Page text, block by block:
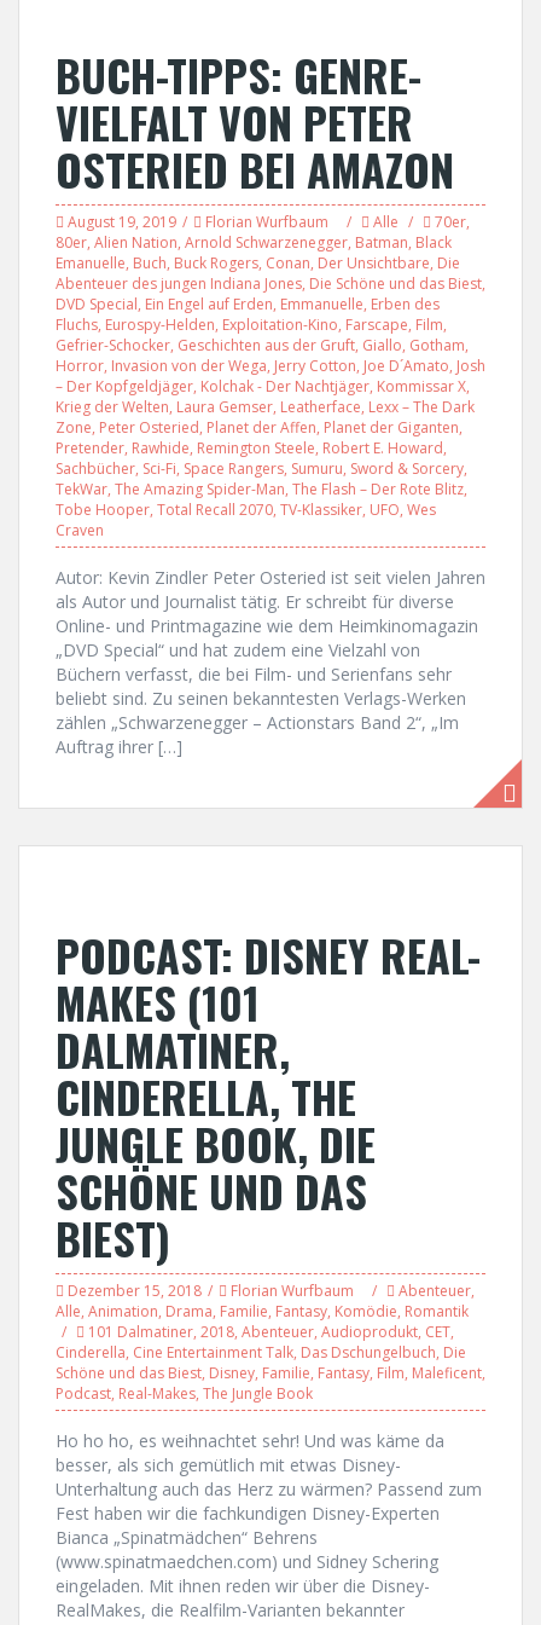
BUCH-TIPPS: GENRE-
VIELFALT VON PETER
OSTERIED BEI AMAZON
August 19, 2019 Florian Wurfbaum Alle 70er,
80er, Alien Nation, Arnold Schwarzenegger, Batman, Black
Emanuelle, Buch, Buck Rogers, Conan, Der Unsichtbare, Die
Abenteuer des jungen Indiana Jones, Die Schöne und das Biest,
DVD Special, Ein Engel auf Erden, Emmanuelle, Erben des
Fluchs, Eurospy-Helden, Exploitation-Kino, Farscape, Film,
Gefrier-Schocker, Geschichten aus der Gruft, Giallo, Gotham,
Horror, Invasion von der Wega, Jerry Cotton, Joe D´Amato, Josh
– Der Kopfgeldjäger, Kolchak - Der Nachtjäger, Kommissar X,
Krieg der Welten, Laura Gemser, Leatherface, Lexx – The Dark
Zone, Peter Osteried, Planet der Affen, Planet der Giganten,
Pretender, Rawhide, Remington Steele, Robert E. Howard,
Sachbücher, Sci-Fi, Space Rangers, Sumuru, Sword & Sorcery,
TekWar, The Amazing Spider-Man, The Flash – Der Rote Blitz,
Tobe Hooper, Total Recall 2070, TV-Klassiker, UFO, Wes
Craven
Autor: Kevin Zindler Peter Osteried ist seit vielen Jahren
als Autor und Journalist tätig. Er schreibt für diverse
Online- und Printmagazine wie dem Heimkinomagazin
„DVD Special“ und hat zudem eine Vielzahl von
Büchern verfasst, die bei Film- und Serienfans sehr
beliebt sind. Zu seinen bekanntesten Verlags-Werken
zählen „Schwarzenegger – Actionstars Band 2“, „Im
Auftrag ihrer […]
PODCAST: DISNEY REAL-
MAKES (101
DALMATINER,
CINDERELLA, THE
JUNGLE BOOK, DIE
SCHÖNE UND DAS
BIEST)
Dezember 15, 2018 Florian Wurfbaum Abenteuer,
Alle, Animation, Drama, Familie, Fantasy, Komödie, Romantik
101 Dalmatiner, 2018, Abenteuer, Audioprodukt, CET,
Cinderella, Cine Entertainment Talk, Das Dschungelbuch, Die
Schöne und das Biest, Disney, Familie, Fantasy, Film, Maleficent,
Podcast, Real-Makes, The Jungle Book
Ho ho ho, es weihnachtet sehr! Und was käme da
besser, als sich gemütlich mit etwas Disney-
Unterhaltung auch das Herz zu wärmen? Passend zum
Fest haben wir die fachkundigen Disney-Experten
Bianca „Spinatmädchen“ Behrens
(www.spinatmaedchen.com) und Sidney Schering
eingeladen. Mit ihnen reden wir über die Disney-
RealMakes, die Realfilm-Varianten bekannter